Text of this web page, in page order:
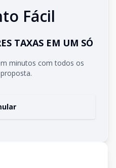
Fácil
TAXAS EM UM SÓ
minutos com todos os